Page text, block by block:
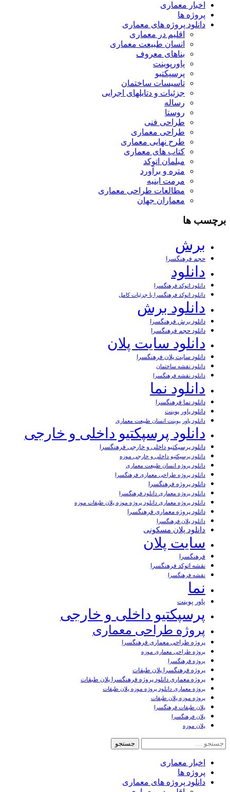
اخبار معماری
پروژه ها
دانلود پروژه های معماری
اقلیم در معماری
انسان طبیعت معماری
بناهای معروف
پاورپوینت
پرسپکتیو
تاسیسات ساختمان
جزئیات و دتایلهای اجرایی
رساله
روستا
طراحی فنی
طراحی معماری
طرح نهایی معماری
کتاب های معماری
مبلمان اتوکد
متره و برآورد
مرمت ابنیه
مطالعات طراحی معماری
معماران جهان
برچسب ها
برش
حجم فرهنگسرا
دانلود
دانلود اتوکد فرهنگسرا
دانلود اتوکد فرهنگسرا با جزئیات کامل
دانلود برش
دانلود برش فرهنگسرا
دانلود حجم فرهنگسرا
دانلود سایت پلان
دانلود سایت پلان فرهنگسرا
دانلود نقشه ساختمان
دانلود نقشه فرهنگسرا
دانلود نما
دانلود نما فرهنگسرا
دانلود پاور پوینت
دانلود پاور پوینت انسان طبیعت معماری
دانلود پرسپکتیو داخلی و خارجی
دانلود پرسپکتیو داخلی و خارجی فرهنگسرا
دانلود پرسپکتیو داخلی و خارجی موزه
دانلود پروژه انسان طبیعت معماری
دانلود پروژه طراحی معماری فرهنگسرا
دانلود پروژه فرهنگسرا
دانلود پروژه معماری دانلود فرهنگسرا
دانلود پروژه معماری دانلود پروژه موزه پلان طبقات موزه
دانلود پروژه معماری فرهنگسرا
دانلود پلان فرهنگسرا
دانلود پلان مسکونی
سایت پلان
فرهنگسرا
نقشه اتوکد فرهنگسرا
نقشه فرهنگسرا
نما
پاور پوینت
پرسپکتیو داخلی و خارجی
پروژه طراحی معماری
پروژه طراحی معماری فرهنگسرا
پروژه طراحی معماری موزه
پروژه فرهنگسرا
پروژه فرهنگسرا پلان طبقات
پروژه معماری دانلود پروژه فرهنگسرا پلان طبقات
پروژه معماری دانلود پروژه موزه پلان طبقات
پروژه موزه پلان طبقات
پلان طبقات فرهنگسرا
پلان فرهنگسرا
پلان موزه
جستجو
برای:
اخبار معماری
پروژه ها
دانلود پروژه های معماری